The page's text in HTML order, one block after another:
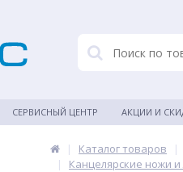
СЕРВИСНЫЙ ЦЕНТР АКЦИИ И
| Каталог товаров |
|
Канцелярские ножи и